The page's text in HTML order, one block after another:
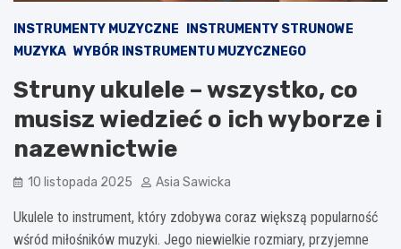
INSTRUMENTY MUZYCZNE
INSTRUMENTY STRUNOWE
MUZYKA WYBÓR INSTRUMENTU MUZYCZNEGO
Struny ukulele – wszystko, co
musisz wiedzieć o ich wyborze i
nazewnictwie
10 listopada 2025 Asia Sawicka
Ukulele to instrument, który zdobywa coraz większą popularność
wśród miłośników muzyki. Jego niewielkie rozmiary, przyjemne